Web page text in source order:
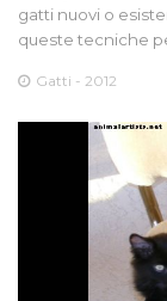
gatti nuovi o
queste tecniche
Gatti - 2012